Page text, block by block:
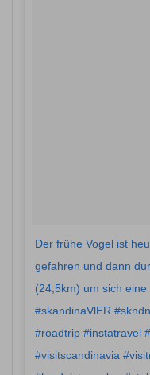
Der frühe Vogel ist
gefahren und dann
(24,5km) um sich
#skandinaVlER
#roadtrip #instatravel
#visitscandinavia